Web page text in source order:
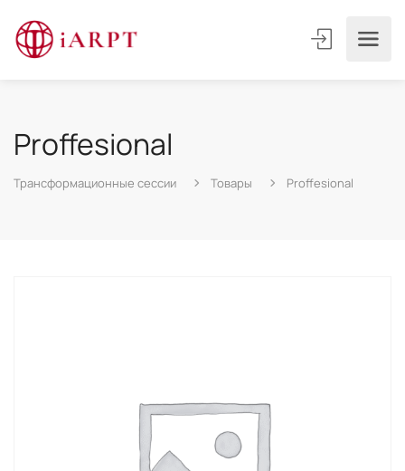
Proffesional
Трансформационные сессии Товары Proffesional